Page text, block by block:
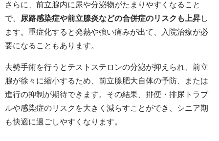
さらに、前立腺内に尿や分泌物がたまりやすくなること
で、
尿路感染症や前立腺炎などの合併症のリスクも上昇し
ます。重症化すると発熱や強い痛みが出て、入院治療が必
要になることもあります。
去勢手術を行うとテストステロンの分泌が抑えられ、前立
腺が徐々に縮小するため、前立腺肥大自体の予防、または
進行の抑制が期待できます。その結果、排便・排尿トラブ
ルや感染症のリスクを大きく減らすことができ、シニア期
も快適に過ごしやすくなります。